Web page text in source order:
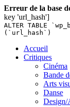
Erreur de la base
key 'url_hash']
ALTER TABLE
(`url_hash`)
Skip
Accueil
Critiques
Cinéma
Bande
Arts
Danse
Design/